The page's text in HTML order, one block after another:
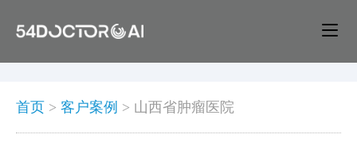
首页 > 客户案例 > 山西省肿瘤医院